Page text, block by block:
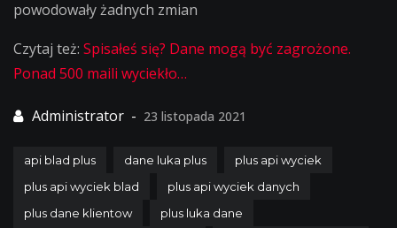
powodowały żadnych zmian
Czytaj też: Spisałeś się? Dane mogą być zagrożone.
Ponad 500 maili wyciekło…
23 listopada 2021
api blad plus dane luka plus
plus api wyciek
plus api wyciek blad
plus api wyciek danych
plus dane klientow
plus luka dane